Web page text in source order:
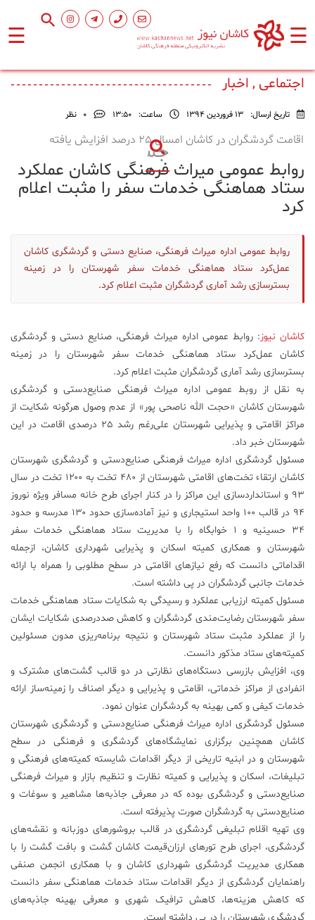
☰ ☰
اصلی
فرهنگ
و
هنر
ورزشی
محیط
زیست
علم
و
فناوری
عکس
پادکست
مجله
فرهنگی
هنری
اجتماعی , اخبار
تاریخ ارسال: 13 فروردین 1394 ساعت: ۱۳:۵۰ 0 نظر
اقامت گردشگران در کاشان امسال 25 درصد افزایش یافته
روابط عمومی میراث فرهنگی کاشان عملکرد
ستاد هماهنگی خدمات سفر را مثبت اعلام
کرد
روابط عمومی اداره میراث فرهنگی، صنایع دستی و گردشگری کاشان
عمل‌کرد ستاد هماهنگی خدمات سفر شهرستان را در زمینه
بسترسازی رشد آماری گردشگران مثبت اعلام کرد.
کاشان نیوز : روابط عمومی اداره میراث فرهنگی، صنایع دستی و گردشگری
کاشان عمل‌کرد ستاد هماهنگی خدمات سفر شهرستان را در زمینه
بسترسازی رشد آماری گردشگران مثبت اعلام کرد.
به نقل از روبط عمومی اداره میراث فرهنگی صنایع‌دستی و گردشگری
شهرستان کاشان «حجت الله ناصحی پور» از عدم وصول هرگونه شکایت از
مراکز اقامتی و پذیرایی شهرستان علی‌رغم رشد ۲۵ درصدی اقامت در این
شهرستان خبر داد.
مسئول گردشگری اداره میراث فرهنگی صنایع‌دستی و گردشگری شهرستان
کاشان ارتقاء تخت‌های اقامتی شهرستان از ۴۸۰ تخت به ۱۲۰۰ تخت در سال
۹۳ و استانداردسازی این مراکز را در کنار اجرای طرح خانه مسافر ویژه نوروز
۹۴ در قالب ۱۰۰ واحد استیجاری و نیز آماده‌سازی حدود ۱۳۰ مدرسه و حدود
۳۴ حسینیه و ۱ خوابگاه را با مدیریت ستاد هماهنگی خدمات سفر
شهرستان و همکاری کمیته اسکان و پذیرایی شهرداری کاشان، ازجمله
اقداماتی دانست که رفع نیازهای اقامتی در سطح مطلوبی را همراه با ارائه
خدمات جانبی گردشگران در پی داشته است.
مسئول کمیته ارزیابی عملکرد و رسیدگی به شکایات ستاد هماهنگی خدمات
سفر شهرستان رضایت‌مندی گردشگران و کاهش صددرصدی شکایات ایشان
را از عملکرد مثبت ستاد شهرستان و نتیجه برنامه‌ریزی مدون مسئولین
کمیته‌های ستاد مذکور دانست.
وی، افزایش بازرسی دستگاه‌های نظارتی در دو قالب گشت‌های مشترک و
انفرادی از مراکز خدماتی، اقامتی و پذیرایی و دیگر اصناف را زمینه‌ساز ارائه
خدمات کیفی و کمی بهینه به گردشگران عنوان نمود.
مسئول گردشگری اداره میراث فرهنگی صنایع‌دستی و گردشگری شهرستان
کاشان همچنین برگزاری نمایشگاه‌های گردشگری و فرهنگی در سطح
شهرستان و در ابنیه‌ تاریخی از دیگر اقدامات شایسته کمیته‌های فرهنگی و
تبلیغات، اسکان و پذیرایی و کمیته نظارت و تنظیم بازار و میراث فرهنگی
صنایع‌دستی و گردشگری بوده که در معرفی جاذبه‌ها مشاهیر و سوغات و
صنایع‌دستی به گردشگران صورت پذیرفته است.
وی تهیه اقلام تبلیغی گردشگری در قالب بروشورهای دوزبانه و نقشه‌های
گردشگری، اجرای طرح تورهای ارزان‌قیمت کاشان گشت و بافت گشت را با
همکاری مدیریت گردشگری شهرداری کاشان و با همکاری انجمن صنفی
راهنمایان گردشگری از دیگر اقدامات ستاد خدمات هماهنگی سفر دانست
که کاهش هزینه‌ها، کاهش ترافیک شهری و معرفی بهینه جاذبه‌های
گردشگری شهرستان را در پی داشته است.